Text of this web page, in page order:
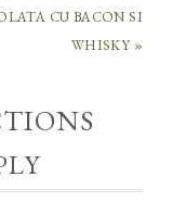
CU BACON SI
WHISKY »